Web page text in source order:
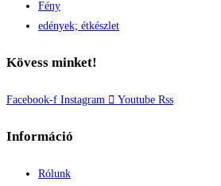
Fény
edények; étkészlet
Kövess minket!
Facebook-f Instagram Youtube Rss
Információ
Rólunk